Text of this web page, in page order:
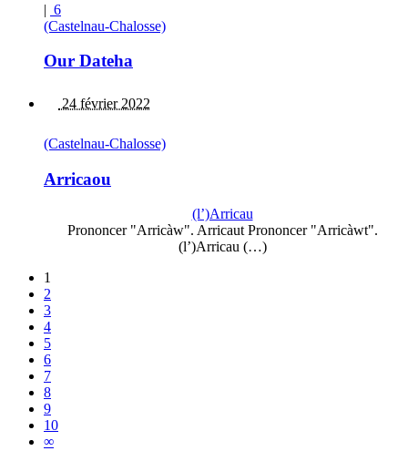
| 6
(Castelnau-Chalosse)
Our Dateha
24 février 2022
(Castelnau-Chalosse)
Arricaou
(l’)Arricau
Prononcer "Arricàw". Arricaut Prononcer "Arricàwt".
(l’)Arricau (…)
1
2
3
4
5
6
7
8
9
10
∞